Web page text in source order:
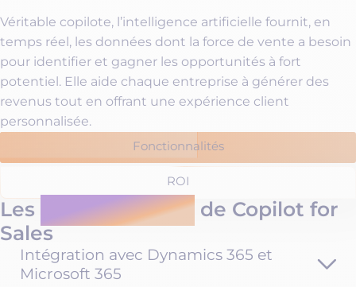
Véritable copilote, l’intelligence artificielle fournit, en
temps réel, les données dont la force de vente a besoin
pour identifier et gagner les opportunités à fort
potentiel. Elle aide chaque entreprise à générer des
revenus tout en offrant une expérience client
personnalisée.
Fonctionnalités
ROI
Les fonctionnalités de Copilot for
Sales
Intégration avec Dynamics 365 et
Microsoft 365